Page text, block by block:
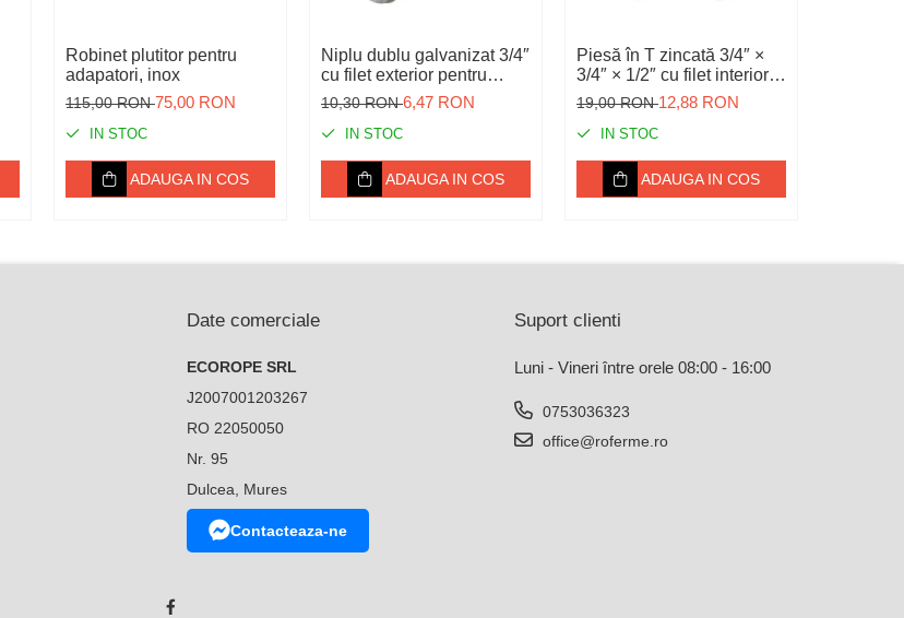
Robinet plutitor pentru
adapatori, inox
115,00 RON75,00 RON
IN STOC
ADAUGA IN COS
Niplu dublu galvanizat 3/4″
cu filet exterior pentru
instalații de apă
10,30 RON6,47 RON
IN STOC
ADAUGA IN COS
Piesă în T zincată 3/4″ ×
3/4″ × 1/2″ cu filet interior
pentru instalații de apă
19,00 RON12,88 RON
IN STOC
ADAUGA IN COS
Date comerciale
ECOROPE SRL
J2007001203267
RO 22050050
Nr. 95
Dulcea, Mures
Contacteaza-ne
Suport clienti
Luni - Vineri între orele 08:00 - 16:00
0753036323
office@roferme.ro